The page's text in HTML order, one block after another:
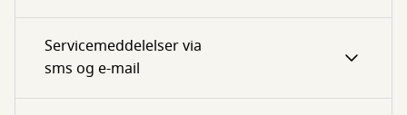
Servicemeddelelser via
sms og e-mail